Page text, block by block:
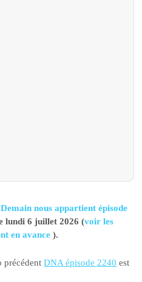
Demain nous appartient épisode
lundi 6 juillet 2026 (voir les
en avance).
précédentDNA épisode 2240 est